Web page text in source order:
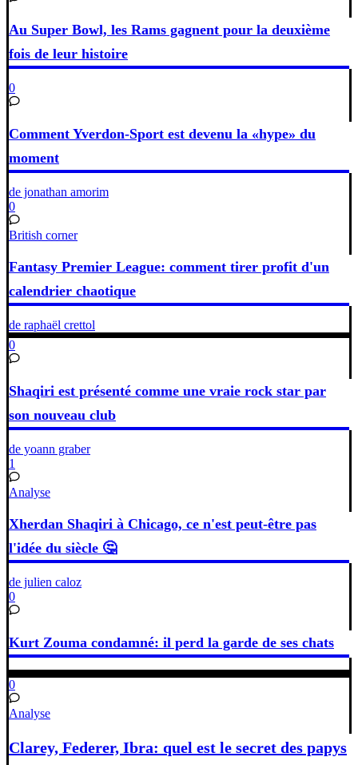
Au Super Bowl, les Rams gagnent pour la deuxième
fois de leur histoire
0
Comment Yverdon-Sport est devenu la «hype» du
moment
de jonathan amorim
0
British corner
Fantasy Premier League: comment tirer profit d'un
calendrier chaotique
de raphaël crettol
0
Shaqiri est présenté comme une vraie rock star par
son nouveau club
de yoann graber
1
Analyse
Xherdan Shaqiri à Chicago, ce n'est peut-être pas
l'idée du siècle 🤔
de julien caloz
0
Kurt Zouma condamné: il perd la garde de ses chats
0
Analyse
Clarey, Federer, Ibra: quel est le secret des papys